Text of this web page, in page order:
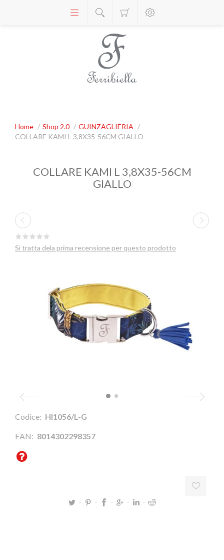
Home / Shop 2.0 / GUINZAGLIERIA /
COLLARE KAMI L 3,8X35-56CM GIALLO
COLLARE KAMI L 3,8X35-56CM
GIALLO
Si tratta dela prima recensione per questo prodotto
Codice: HI1056/L-G
EAN: 8014302298357